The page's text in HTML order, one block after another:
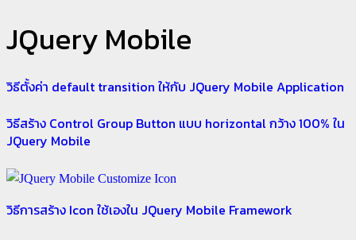
JQuery Mobile
วิธีตั้งค่า default transition ให้กับ JQuery Mobile Application
วิธีสร้าง Control Group Button แบบ horizontal กว้าง 100% ใน
JQuery Mobile
วิธีการสร้าง Icon ใช้เองใน JQuery Mobile Framework